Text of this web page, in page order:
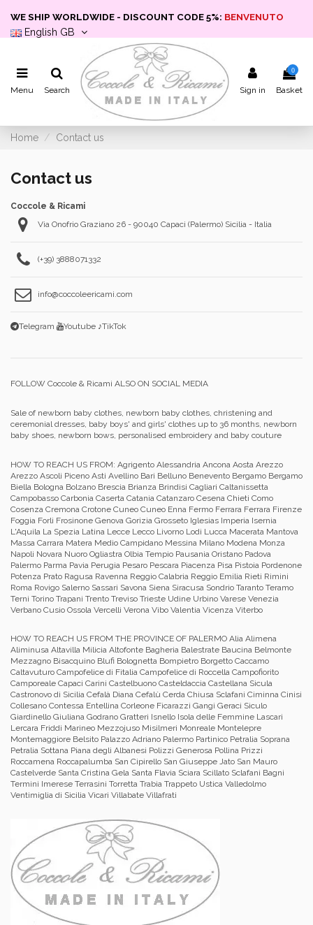
WE SHIP WORLDWIDE - DISCOUNT CODE 5%: BENVENUTO
English GB
Menu Search Sign in
0
Basket
Home Contact us
Contact us
Coccole & Ricami
Via Onofrio Graziano 26 - 90040 Capaci (Palermo) Sicilia - Italia
(+39) 3888071332
info@coccoleericami.com
Telegram Youtube ♪TikTok
FOLLOW Coccole & Ricami ALSO ON SOCIAL MEDIA
Sale of newborn baby clothes, newborn baby clothes, christening and
ceremonial dresses, baby boys' and girls' clothes up to 36 months, newborn
baby shoes, newborn bows, personalised embroidery and baby couture
HOW TO REACH US FROM: Agrigento Alessandria Ancona Aosta Arezzo
Arezzo Ascoli Piceno Asti Avellino Bari Belluno Benevento Bergamo Bergamo
Biella Bologna Bolzano Brescia Brianza Brindisi Cagliari Caltanissetta
Campobasso Carbonia Caserta Catania Catanzaro Cesena Chieti Como
Cosenza Cremona Crotone Cuneo Cuneo Enna Fermo Ferrara Ferrara Firenze
Foggia Forli Frosinone Genova Gorizia Grosseto Iglesias Imperia Isernia
L'Aquila La Spezia Latina Lecce Lecco Livorno Lodi Lucca Macerata Mantova
Massa Carrara Matera Medio Campidano Messina Milano Modena Monza
Napoli Novara Nuoro Ogliastra Olbia Tempio Pausania Oristano Padova
Palermo Parma Pavia Perugia Pesaro Pescara Piacenza Pisa Pistoia Pordenone
Potenza Prato Ragusa Ravenna Reggio Calabria Reggio Emilia Rieti Rimini
Roma Rovigo Salerno Sassari Savona Siena Siracusa Sondrio Taranto Teramo
Terni Torino Trapani Trento Treviso Trieste Udine Urbino Varese Venezia
Verbano Cusio Ossola Vercelli Verona Vibo Valentia Vicenza Viterbo
HOW TO REACH US FROM THE PROVINCE OF PALERMO Alia Alimena
Aliminusa Altavilla Milicia Altofonte Bagheria Balestrate Baucina Belmonte
Mezzagno Bisacquino Blufi Bolognetta Bompietro Borgetto Caccamo
Caltavuturo Campofelice di Fitalia Campofelice di Roccella Campofiorito
Camporeale Capaci Carini Castelbuono Casteldaccia Castellana Sicula
Castronovo di Sicilia Cefalà Diana Cefalù Cerda Chiusa Sclafani Ciminna Cinisi
Collesano Contessa Entellina Corleone Ficarazzi Gangi Geraci Siculo
Giardinello Giuliana Godrano Gratteri Isnello Isola delle Femmine Lascari
Lercara Friddi Marineo Mezzojuso Misilmeri Monreale Montelepre
Montemaggiore Belsito Palazzo Adriano Palermo Partinico Petralia Soprana
Petralia Sottana Piana degli Albanesi Polizzi Generosa Pollina Prizzi
Roccamena Roccapalumba San Cipirello San Giuseppe Jato San Mauro
Castelverde Santa Cristina Gela Santa Flavia Sciara Scillato Sclafani Bagni
Termini Imerese Terrasini Torretta Trabia Trappeto Ustica Valledolmo
Ventimiglia di Sicilia Vicari Villabate Villafrati